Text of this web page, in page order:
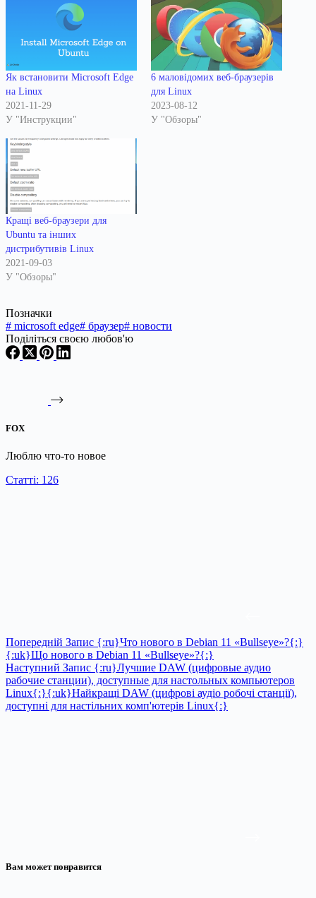
Як встановити Microsoft Edge
на Linux
2021-11-29
У "Инструкции"
6 маловідомих веб-браузерів
для Linux
2023-08-12
У "Обзоры"
Кращі веб-браузери для
Ubuntu та інших
дистрибутивів Linux
2021-09-03
У "Обзоры"
Позначки
# microsoft edge# браузер# новости
Поділіться своєю любов'ю
FOX
Люблю что-то новое
Статті: 126
Попередній Запис {:ru}Что нового в Debian 11 «Bullseye»?{:}
{:uk}Що нового в Debian 11 «Bullseye»?{:}
Наступний Запис {:ru}Лучшие DAW (цифровые аудио
рабочие станции), доступные для настольных компьютеров
Linux{:}{:uk}Найкращі DAW (цифрові аудіо робочі станції),
доступні для настільних комп'ютерів Linux{:}
Вам может понравится